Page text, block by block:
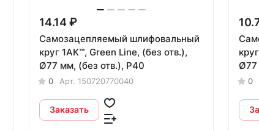
14.14 ₽
Самозацепляемый шлифовальный
круг 1АК™, Green Line, (без отв.),
Ø77 мм, (без отв.), P40
0 Арт. 150720770040
Заказать
Ø77
0